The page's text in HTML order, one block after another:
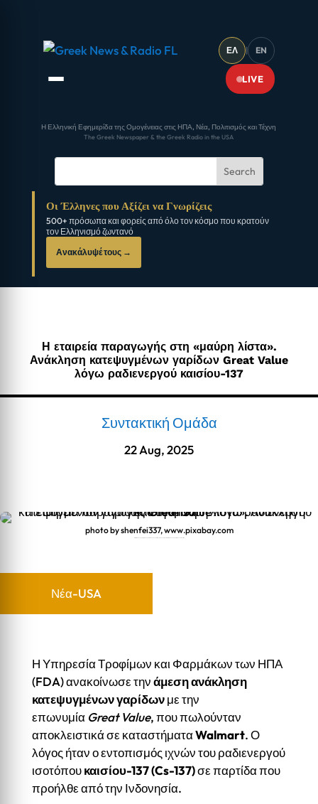
ΕΛ | EN
LIVE
Η Ελληνική Εφημερίδα της Ομογένειας στις ΗΠΑ, Νέα, Πολιτισμός και Τέχνη
The Greek Newspaper & the Greek Radio in the USA
Οι Έλληνες που Αξίζει να Γνωρίζεις
500+ πρόσωπα και φορείς από όλο τον κόσμο που κρατούν
τον Ελληνισμό ζωντανό
Ανακάλυψέ τους →
Η εταιρεία παραγωγής στη «μαύρη λίστα».
Ανάκληση κατεψυγμένων γαρίδων Great Value
λόγω ραδιενεργού καισίου-137
Συντακτική Ομάδα
22 Aug, 2025
photo by shenfei337, www.pixabay.com
Νέα-USA
Η Υπηρεσία Τροφίμων και Φαρμάκων των ΗΠΑ
(FDA) ανακοίνωσε τηνάμεση ανάκληση
κατεψυγμένων γαρίδωνμε την
επωνυμία Great Value, που πωλούνταν
αποκλειστικά σε καταστήματαWalmart. Ο
λόγος ήταν ο εντοπισμός ιχνών του ραδιενεργού
ισοτόπουκαισίου-137 (Cs-137)σε παρτίδα που
προήλθε από την Ινδονησία.